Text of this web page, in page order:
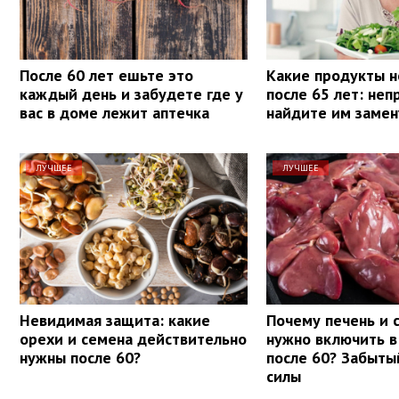
После 60 лет ешьте это
каждый день и забудете где у
вас в доме лежит аптечка
Какие продукты
после 65 лет:
найдите им
ЛУЧШЕЕ
Невидимая защита: какие
орехи и семена действительно
нужны после 60?
ЛУЧШЕЕ
Почему печень и
нужно включить
после 60?
силы